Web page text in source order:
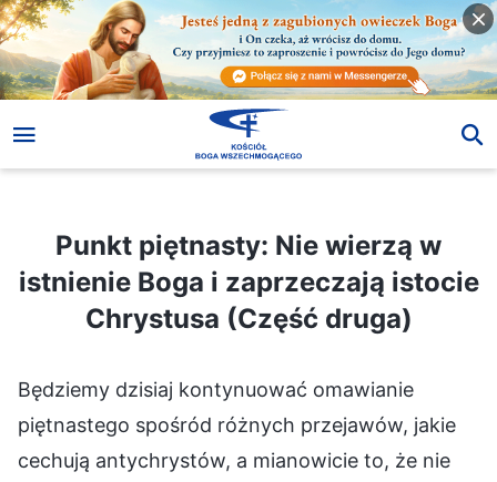
Punkt piętnasty: Nie wierzą w
istnienie Boga i zaprzeczają istocie
Chrystusa (Część druga)
Będziemy dzisiaj kontynuować omawianie
piętnastego spośród różnych przejawów, jakie
cechują antychrystów, a mianowicie to, że nie